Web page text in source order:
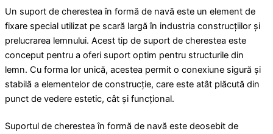
Un suport de cherestea în formă de navă este un element de
fixare special utilizat pe scară largă în industria construcțiilor și
prelucrarea lemnului. Acest tip de suport de cherestea este
conceput pentru a oferi suport optim pentru structurile din
lemn. Cu forma lor unică, acestea permit o conexiune sigură și
stabilă a elementelor de construcție, care este atât plăcută din
punct de vedere estetic, cât și funcțional.
Suportul de cherestea în formă de navă este deosebit de